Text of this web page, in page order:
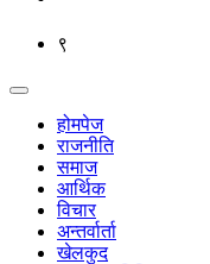
९
होमपेज
राजनीति
समाज
आर्थिक
विचार
अन्तर्वार्ता
खेलकुद